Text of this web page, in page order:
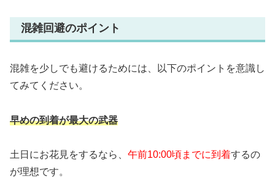
混雑回避のポイント
混雑を少しでも避けるためには、以下のポイントを意識し
てみてください。
早めの到着が最大の武器
土日にお花見をするなら、 午前10:00頃までに到着するの
が理想です。